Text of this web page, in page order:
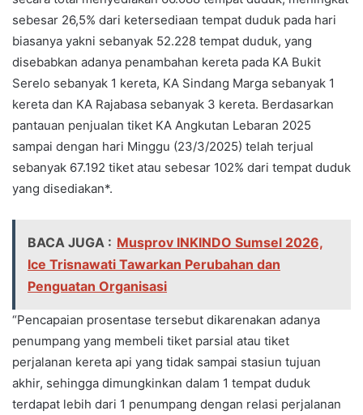
sebesar 26,5% dari ketersediaan tempat duduk pada hari
biasanya yakni sebanyak 52.228 tempat duduk, yang
disebabkan adanya penambahan kereta pada KA Bukit
Serelo sebanyak 1 kereta, KA Sindang Marga sebanyak 1
kereta dan KA Rajabasa sebanyak 3 kereta. Berdasarkan
pantauan penjualan tiket KA Angkutan Lebaran 2025
sampai dengan hari Minggu (23/3/2025) telah terjual
sebanyak 67.192 tiket atau sebesar 102% dari tempat duduk
yang disediakan*.
BACA JUGA : Musprov INKINDO Sumsel 2026,
Ice Trisnawati Tawarkan Perubahan dan
Penguatan Organisasi
“Pencapaian prosentase tersebut dikarenakan adanya
penumpang yang membeli tiket parsial atau tiket
perjalanan kereta api yang tidak sampai stasiun tujuan
akhir, sehingga dimungkinkan dalam 1 tempat duduk
terdapat lebih dari 1 penumpang dengan relasi perjalanan